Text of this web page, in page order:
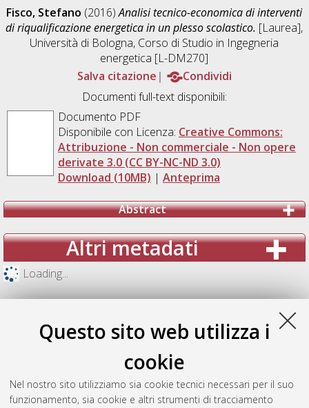
Questo sito web utilizza i
cookie
Nel nostro sito utilizziamo sia cookie tecnici necessari per il suo
funzionamento, sia cookie e altri strumenti di tracciamento
Fisco, Stefano (2016)Analisi tecnico-economica di interventi
di riqualificazione energetica in un plesso scolastico. [Laurea],
Università di Bologna, Corso di Studio in Ingegneria
energetica [L-DM270]
Salva citazione
Condividi
Documenti full-text disponibili:
Documento PDF
Disponibile con Licenza: Creative Commons:
Attribuzione - Non commerciale - Non opere
derivate 3.0 (CC BY-NC-ND 3.0)
Download (10MB) | Anteprima
Abstract
Altri metadati
Loading...